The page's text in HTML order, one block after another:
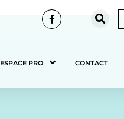
ESPACE PRO CONTACT